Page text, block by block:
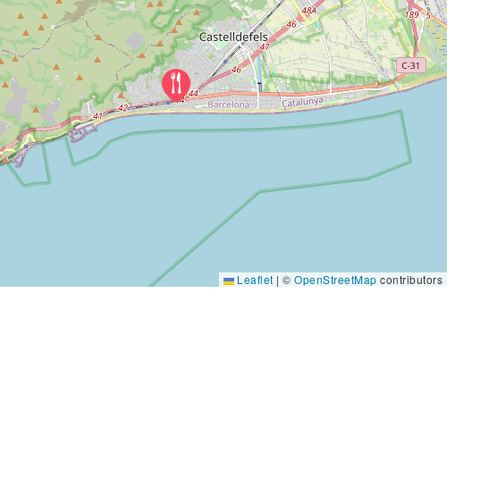
Leaflet | © OpenStreetMap contributors